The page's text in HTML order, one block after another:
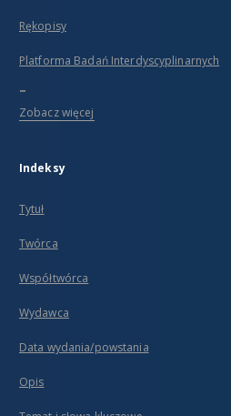
Rękopisy
Platforma Badań Interdyscyplinarnych
...
Zobacz więcej
Indeksy
Tytuł
Twórca
Współtwórca
Wydawca
Data wydania/powstania
Opis